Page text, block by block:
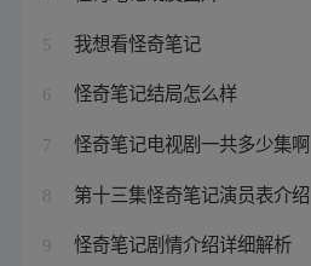
5 我想看怪奇笔记
6 怪奇笔记结局怎么样
7 怪奇笔记电视剧一共多少集啊
8 第十三集怪奇笔记演员表介绍
9 怪奇笔记剧情介绍详细解析